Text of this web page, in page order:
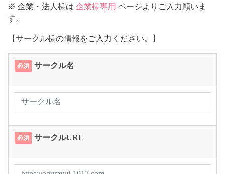
※ 企業・法人様は 企業様専用 ページよりご入力願いま
す。
【サークル様の情報をご入力ください。】
必須 サークル名
必須 サークルURL